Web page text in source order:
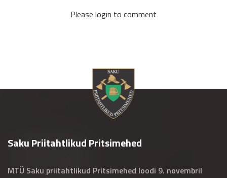
Please login to comment
Saku Priitahtlikud Pritsimehed
MTÜ Saku priitahtlikud Pritsimehed loodi 9. novembril